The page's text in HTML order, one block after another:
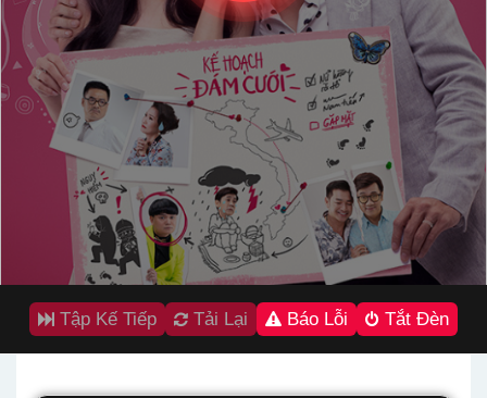
Tập Kế Tiếp Tải Lại Báo Lỗi Tắt Đèn